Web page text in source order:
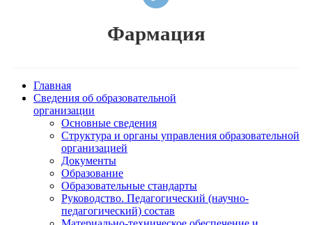
Фармация
Главная
Сведения об образовательной
организации
Основные сведения
Структура и органы управления образовательной
организацией
Документы
Образование
Образовательные стандарты
Руководство. Педагогический (научно-
педагогический) состав